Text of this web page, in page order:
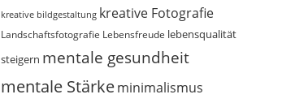
kreative bildgestaltung kreative Fotografie
Landschaftsfotografie Lebensfreude lebensqualität
steigern mentale gesundheit
mentale Stärkeminimalismus